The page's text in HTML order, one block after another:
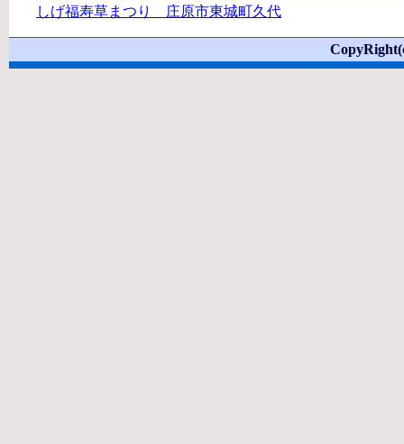
しげ福寿草まつり 庄原市東城町久代